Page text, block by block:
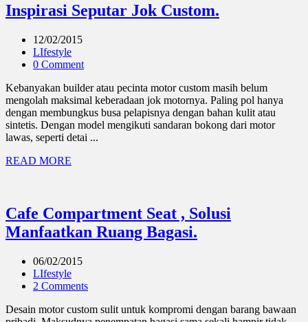
Inspirasi Seputar Jok Custom.
12/02/2015
LIfestyle
0 Comment
Kebanyakan builder atau pecinta motor custom masih belum
mengolah maksimal keberadaan jok motornya. Paling pol hanya
dengan membungkus busa pelapisnya dengan bahan kulit atau
sintetis. Dengan model mengikuti sandaran bokong dari motor
lawas, seperti detai ...
READ MORE
Cafe Compartment Seat , Solusi
Manfaatkan Ruang Bagasi.
06/02/2015
LIfestyle
2 Comments
Desain motor custom sulit untuk kompromi dengan barang bawaan